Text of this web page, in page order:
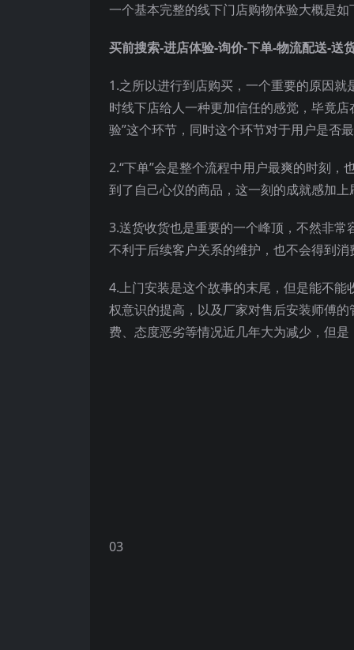
一个基本完整的线下门店购物体验大概是
买前搜索-进店体验-询价-下单-物流配送-送
1.之所以进行到店购买，一个重要的原因
时线下店给人一种更加信任的感觉，毕竟
验”这个环节，同时这个环节对于用户是否
2.“下单”会是整个流程中用户最爽的时刻
到了自己心仪的商品，这一刻的成就感加
3.送货收货也是重要的一个峰顶，不然非
不利于后续客户关系的维护，也不会得到
4.上门安装是这个故事的末尾，但是能不
权意识的提高，以及厂家对售后安装师傅
费、态度恶劣等情况近几年大为减少，但
03